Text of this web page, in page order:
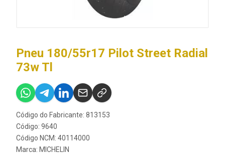
Pneu 180/55r17 Pilot Street Radial
73w Tl
Código do Fabricante: 813153
Código: 9640
Código NCM: 40114000
Marca: MICHELIN